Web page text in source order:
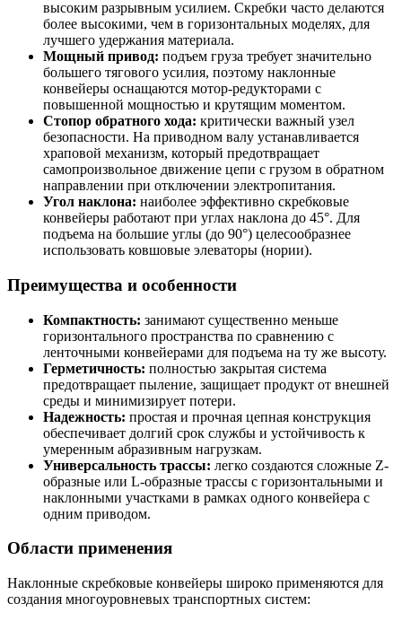
высоким разрывным усилием. Скребки часто делаются
более высокими, чем в горизонтальных моделях, для
лучшего удержания материала.
Мощный привод: подъем груза требует значительно
большего тягового усилия, поэтому наклонные
конвейеры оснащаются мотор-редукторами с
повышенной мощностью и крутящим моментом.
Стопор обратного хода: критически важный узел
безопасности. На приводном валу устанавливается
храповой механизм, который предотвращает
самопроизвольное движение цепи с грузом в обратном
направлении при отключении электропитания.
Угол наклона: наиболее эффективно скребковые
конвейеры работают при углах наклона до 45°. Для
подъема на большие углы (до 90°) целесообразнее
использовать ковшовые элеваторы (нории).
Преимущества и особенности
Компактность: занимают существенно меньше
горизонтального пространства по сравнению с
ленточными конвейерами для подъема на ту же высоту.
Герметичность: полностью закрытая система
предотвращает пыление, защищает продукт от внешней
среды и минимизирует потери.
Надежность: простая и прочная цепная конструкция
обеспечивает долгий срок службы и устойчивость к
умеренным абразивным нагрузкам.
Универсальность трассы: легко создаются сложные Z-
образные или L-образные трассы с горизонтальными и
наклонными участками в рамках одного конвейера с
одним приводом.
Области применения
Наклонные скребковые конвейеры широко применяются для
создания многоуровневых транспортных систем: